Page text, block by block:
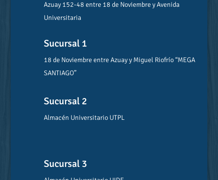
Azuay 152-48 entre 18 de Noviembre y Avenida
Universitaria
Sucursal 1
18 de Noviembre entre Azuay y Miguel Riofrío “MEGA
SANTIAGO”
Sucursal 2
Almacén Universitario UTPL
Sucursal 3